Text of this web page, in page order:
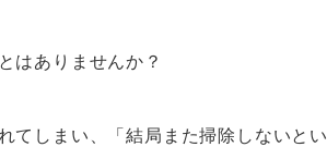
はありませんか？
てしまい、「結局また掃除しないとい